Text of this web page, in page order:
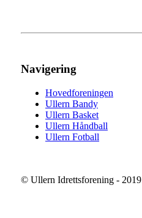
Navigering
Hovedforeningen
Ullern Bandy
Ullern Basket
Ullern Håndball
Ullern Fotball
© Ullern Idrettsforening - 2019